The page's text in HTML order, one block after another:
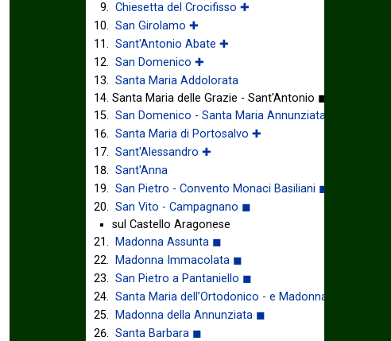
Chiesetta del Crocifisso ✚
San Girolamo ✚
Sant'Antonio Abate ✚
San Domenico ✚
Santa Maria Addolorata
Santa Maria delle Grazie - Sant'Antonio ◼
San Domenico - Santa Maria Annunziata ✚
Santa Maria di Portosalvo ✚
Sant'Alessandro ✚
Sant'Anna
San Pietro - Convento Monaci Basiliani ◼
San Vito - Campagnano ◼
sul Castello Aragonese
Madonna Assunta ◼
Madonna Immacolata ◼
San Pietro a Pantaniello ◼
Santa Maria dell’Ortodonico - e Madonna della
Madonna della Annunziata ◼
Santa Barbara ◼